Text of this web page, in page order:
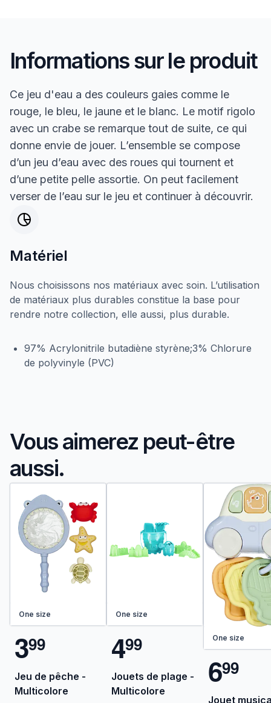
Informations sur le produit
Ce jeu d'eau a des couleurs gaies comme le
rouge, le bleu, le jaune et le blanc. Le motif rigolo
avec un crabe se remarque tout de suite, ce qui
donne envie de jouer. L’ensemble se compose
d’un jeu d’eau avec des roues qui tournent et
d’une petite pelle assortie. On peut facilement
verser de l’eau sur le jeu et continuer à découvrir.
Matériel
Nous choisissons nos matériaux avec soin. L’utilisation
de matériaux plus durables constitue la base pour
rendre notre collection, elle aussi, plus durable.
97% Acrylonitrile butadiène styrène;3% Chlorure
de polyvinyle (PVC)
Vous aimerez peut-être
aussi.
One size
399
Jeu de pêche -
Multicolore
One size
499
Jouets de plage -
Multicolore
One size
699
Jouet